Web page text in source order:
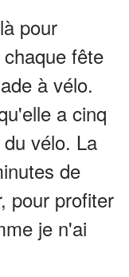
pour
fête
à vélo.
a cinq
vélo. La
de
pour profiter
je n'ai